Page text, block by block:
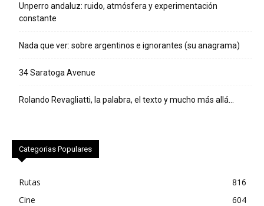
Unperro andaluz: ruido, atmósfera y experimentación
constante
Nada que ver: sobre argentinos e ignorantes (su anagrama)
34 Saratoga Avenue
Rolando Revagliatti, la palabra, el texto y mucho más allá…
Categorias Populares
Rutas
816
Cine
604